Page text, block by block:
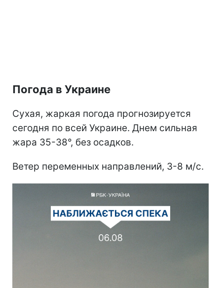
Погода в Украине
Сухая, жаркая погода прогнозируется
сегодня по всей Украине. Днем сильная
жара 35-38°, без осадков.
Ветер переменных направлений, 3-8 м/с.